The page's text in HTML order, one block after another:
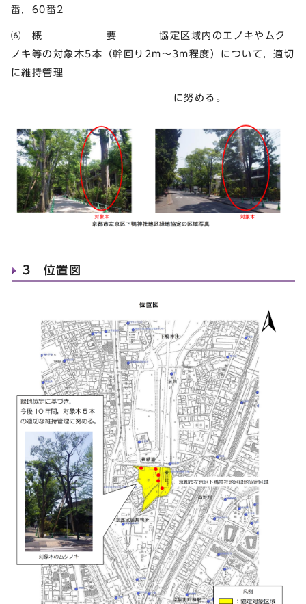
番，60番2
⑹ 概 要 協定区域内のエノキやムク
ノキ等の対象木5本（幹回り2m～3m程度）について，適切
に維持管理
に努める。
3 位置図